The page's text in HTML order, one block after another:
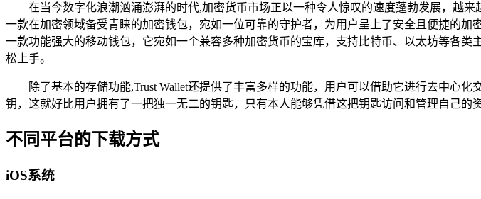
在当今数字化浪潮汹涌澎湃的时代,加密货币市场正以一种令人惊叹的速度蓬勃发展，越
一款在加密领域备受青睐的加密钱包，宛如一位可靠的守护者，为用户呈上了安全且便捷的加
一款功能强大的移动钱包，它宛如一个兼容多种加密货币的宝库，支持比特币、以太坊等各
松上手。
除了基本的存储功能,Trust Wallet还提供了丰富多样的功能，用户可以借助它进行去中心
钥，这就好比用户拥有了一把独一无二的钥匙，只有本人能够凭借这把钥匙访问和管理自己的
不同平台的下载方式
iOS系统